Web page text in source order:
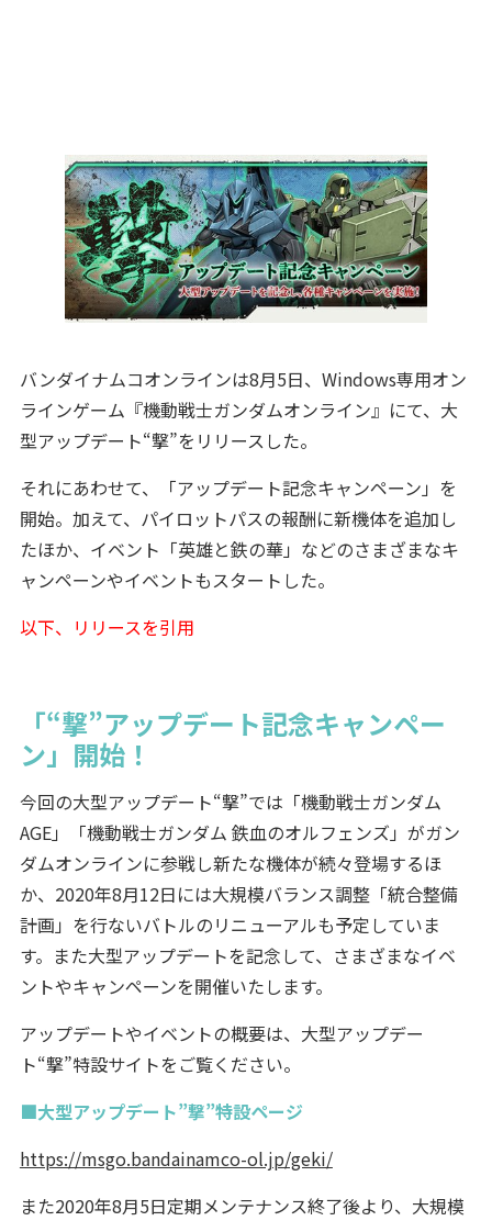
バンダイナムコオンラインは8月5日、Windows専用オン
ラインゲーム『機動戦士ガンダムオンライン』にて、大
型アップデート“撃”をリリースした。
それにあわせて、「アップデート記念キャンペーン」を
開始。加えて、パイロットパスの報酬に新機体を追加し
たほか、イベント「英雄と鉄の華」などのさまざまなキ
ャンペーンやイベントもスタートした。
以下、リリースを引用
「“撃”アップデート記念キャンペー
ン」開始！
今回の大型アップデート“撃”では「機動戦士ガンダム
AGE」「機動戦士ガンダム 鉄血のオルフェンズ」がガン
ダムオンラインに参戦し新たな機体が続々登場するほ
か、2020年8月12日には大規模バランス調整「統合整備
計画」を行ないバトルのリニューアルも予定していま
す。また大型アップデートを記念して、さまざまなイベ
ントやキャンペーンを開催いたします。
アップデートやイベントの概要は、大型アップデー
ト“撃”特設サイトをご覧ください。
■大型アップデート”撃”特設ページ
https://msgo.bandainamco-ol.jp/geki/
また2020年8月5日定期メンテナンス終了後より、大規模